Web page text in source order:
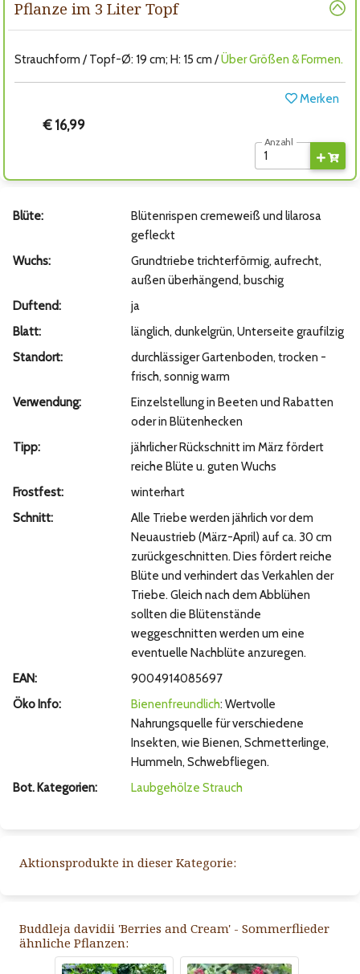
Pflanze im 3 Liter Topf
Strauchform / Topf-Ø: 19 cm; H: 15 cm /Über Größen & Formen.
Merken
€ 16,99
Anzahl
Blüte:
Blütenrispen cremeweiß und lilarosa
gefleckt
Wuchs:
Grundtriebe trichterförmig, aufrecht,
außen überhängend, buschig
Duftend:
ja
Blatt:
länglich, dunkelgrün, Unterseite graufilzig
Standort:
durchlässiger Gartenboden, trocken -
frisch, sonnig warm
Verwendung:
Einzelstellung in Beeten und Rabatten
oder in Blütenhecken
Tipp:
jährlicher Rückschnitt im März fördert
reiche Blüte u. guten Wuchs
Frostfest:
winterhart
Schnitt:
Alle Triebe werden jährlich vor dem
Neuaustrieb (März-April) auf ca. 30 cm
zurückgeschnitten. Dies fördert reiche
Blüte und verhindert das Verkahlen der
Triebe. Gleich nach dem Abblühen
sollten die Blütenstände
weggeschnitten werden um eine
eventuelle Nachblüte anzuregen.
EAN:
9004914085697
Öko Info:
Bienenfreundlich: Wertvolle
Nahrungsquelle für verschiedene
Insekten, wie Bienen, Schmetterlinge,
Hummeln, Schwebfliegen.
Bot. Kategorien:
Laubgehölze Strauch
Aktionsprodukte in dieser Kategorie:
Buddleja davidii 'Berries and Cream' - Sommerflieder
ähnliche Pflanzen: